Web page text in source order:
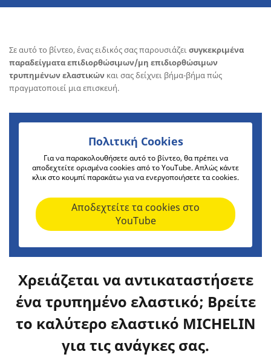
Σε αυτό το βίντεο, ένας ειδικός σας παρουσιάζεισυγκεκριμένα
παραδείγματα επιδιορθώσιμων/μη επιδιορθώσιμων
τρυπημένων ελαστικών και σας δείχνει βήμα-βήμα πώς
πραγματοποιεί μια επισκευή.
Πολιτική Cookies
Για να παρακολουθήσετε αυτό το βίντεο, θα πρέπει να
αποδεχτείτε ορισμένα cookies από το YouTube. Απλώς κάντε
κλικ στο κουμπί παρακάτω για να ενεργοποιήσετε τα cookies.
Αποδεχτείτε τα cookies στο
YouTube
Χρειάζεται να αντικαταστήσετε
ένα τρυπημένο ελαστικό; Βρείτε
το καλύτερο ελαστικό MICHELIN
για τις ανάγκες σας.